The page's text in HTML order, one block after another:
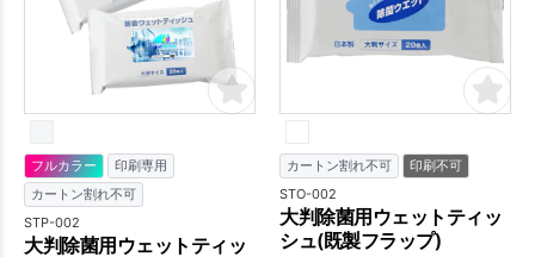
フルカラー
印刷専用
カートン割れ不可
STP-002
大判除菌用ウェットティッ
カートン割れ不可 印刷不可
STO-002
大判除菌用ウェットティッ
シュ(既製フラップ)